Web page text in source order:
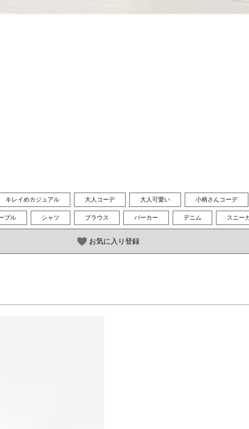
キレイめカジュアル 大人コーデ 大人可愛い 小柄さんコーデ
ブル シャツ ブラウス パーカー デニム スニー
お気に入り登録